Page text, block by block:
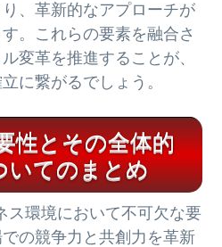
、革新的なアプローチが
。これらの要素を融合さ
変革を推進することが、
に繋がるでしょう。
性とその全体的
いてのまとめ
ス環境において不可欠な要
の競争力と共創力を革新